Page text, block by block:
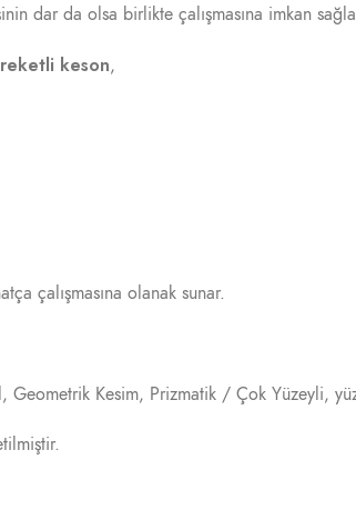
dar da olsa birlikte çalışmasına imkan
keson,
çalışmasına olanak sunar.
Geometrik Kesim, Prizmatik / Çok Yüzeyli,